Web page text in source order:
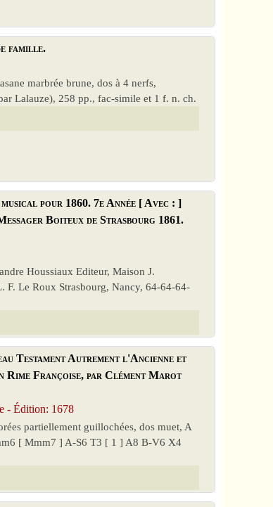
famille.
marbrée brune, dos à 4 nerfs,
Lalauze), 258 pp., fac-simile et 1 f. n. ch.
pour 1860. 7e Année [ Avec : ]
Boiteux de Strasbourg 1861.
Houssiaux Editeur, Maison J.
F. Le Roux Strasbourg, Nancy, 64-64-64-
Testament Autrement l'Ancienne et
Rime Françoise, par Clément Marot
- Édition: 1678
partiellement guillochées, dos muet, A
[ Mmm7 ] A-S6 T3 [ 1 ] A8 B-V6 X4